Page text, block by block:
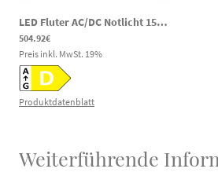
LED Fluter AC/DC Notlicht 150W 18000lm 5000K 80-269V DC 100-277V AC speziell für Wasserwerke und Zisternen
504.92€
Preis inkl. MwSt. 19%
Produktdatenblatt
Weiterführende